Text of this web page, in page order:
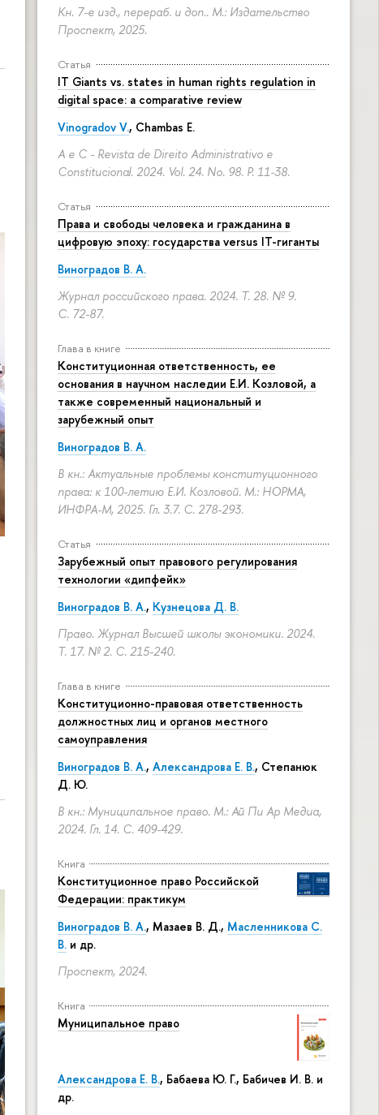
Кн. 7-е изд., перераб. и доп.. М.: Издательство
Проспект, 2025.
Статья
IT Giants vs. states in human rights regulation in
digital space: a comparative review
Vinogradov V., Chambas E.
A e C - Revista de Direito Administrativo e
Constitucional. 2024. Vol. 24. No. 98. P. 11-38.
Статья
Права и свободы человека и гражданина в
цифровую эпоху: государства versus IT-гиганты
Виноградов В. А.
Журнал российского права. 2024. Т. 28. № 9.
С. 72-87.
Глава в книге
Конституционная ответственность, ее
основания в научном наследии Е.И. Козловой, а
также современный национальный и
зарубежный опыт
Виноградов В. А.
В кн.: Актуальные проблемы конституционного
права: к 100-летию Е.И. Козловой. М.: НОРМА,
ИНФРА-М, 2025. Гл. 3.7. С. 278-293.
Статья
Зарубежный опыт правового регулирования
технологии «дипфейк»
Виноградов В. А., Кузнецова Д. В.
Право. Журнал Высшей школы экономики. 2024.
Т. 17. № 2. С. 215-240.
Глава в книге
Конституционно-правовая ответственность
должностных лиц и органов местного
самоуправления
Виноградов В. А., Александрова Е. В., Степанюк
Д. Ю.
В кн.: Муниципальное право. М.: Ай Пи Ар Медиа,
2024. Гл. 14. С. 409-429.
Книга
Конституционное право Российской
Федерации: практикум
Виноградов В. А., Мазаев В. Д., Масленникова С.
В. и др.
Проспект, 2024.
Книга
Муниципальное право
Александрова Е. В., Бабаева Ю. Г., Бабичев И. В. и
др.